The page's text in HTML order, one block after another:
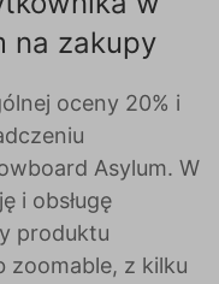
na zakupy
oceny 20% i
Asylum. W
i obsługę
produktu
zoomable, z kilku